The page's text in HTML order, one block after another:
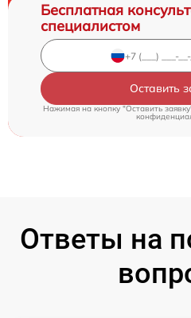
Бесплатная
специалистом
Оставить
Нажимая на кнопку "Оставить
Ответы на